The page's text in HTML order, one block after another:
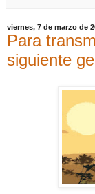
viernes, 7 de marzo de
Para
siguiente